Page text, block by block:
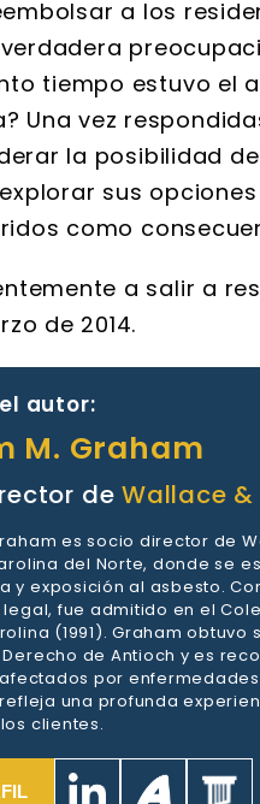
a los
tiempo estuvo el
Una vez
la posibilidad
sus
como
a salir a
de 2014.
autor:
M. Graham
deWallace &
es socio director de
del Norte, donde se
y exposición al asbesto.
fue admitido en el
(1991). Graham obtuvo
de Antioch y es
por
una profunda
clientes.